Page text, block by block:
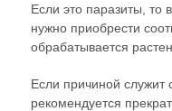
Если это паразиты, то
нужно приобрести
обрабатывается
Если причиной служит
рекомендуется